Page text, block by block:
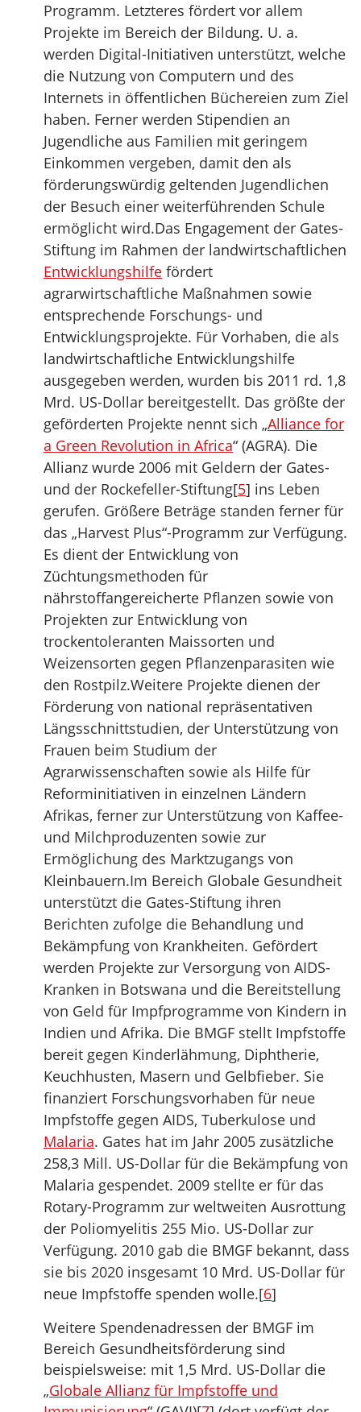
Programm. Letzteres fördert vor allem
Projekte im Bereich der Bildung. U. a.
werden Digital-Initiativen unterstützt, welche
die Nutzung von Computern und des
Internets in öffentlichen Büchereien zum Ziel
haben. Ferner werden Stipendien an
Jugendliche aus Familien mit geringem
Einkommen vergeben, damit den als
förderungswürdig geltenden Jugendlichen
der Besuch einer weiterführenden Schule
ermöglicht wird.Das Engagement der Gates-
Stiftung im Rahmen der landwirtschaftlichen
Entwicklungshilfe fördert
agrarwirtschaftliche Maßnahmen sowie
entsprechende Forschungs- und
Entwicklungsprojekte. Für Vorhaben, die als
landwirtschaftliche Entwicklungshilfe
ausgegeben werden, wurden bis 2011 rd. 1,8
Mrd. US-Dollar bereitgestellt. Das größte der
geförderten Projekte nennt sich „Alliance for
a Green Revolution in Africa“ (AGRA). Die
Allianz wurde 2006 mit Geldern der Gates-
und der Rockefeller-Stiftung[5] ins Leben
gerufen. Größere Beträge standen ferner für
das „Harvest Plus“-Programm zur Verfügung.
Es dient der Entwicklung von
Züchtungsmethoden für
nährstoffangereicherte Pflanzen sowie von
Projekten zur Entwicklung von
trockentoleranten Maissorten und
Weizensorten gegen Pflanzenparasiten wie
den Rostpilz.Weitere Projekte dienen der
Förderung von national repräsentativen
Längsschnittstudien, der Unterstützung von
Frauen beim Studium der
Agrarwissenschaften sowie als Hilfe für
Reforminitiativen in einzelnen Ländern
Afrikas, ferner zur Unterstützung von Kaffee-
und Milchproduzenten sowie zur
Ermöglichung des Marktzugangs von
Kleinbauern.Im Bereich Globale Gesundheit
unterstützt die Gates-Stiftung ihren
Berichten zufolge die Behandlung und
Bekämpfung von Krankheiten. Gefördert
werden Projekte zur Versorgung von AIDS-
Kranken in Botswana und die Bereitstellung
von Geld für Impfprogramme von Kindern in
Indien und Afrika. Die BMGF stellt Impfstoffe
bereit gegen Kinderlähmung, Diphtherie,
Keuchhusten, Masern und Gelbfieber. Sie
finanziert Forschungsvorhaben für neue
Impfstoffe gegen AIDS, Tuberkulose und
Malaria. Gates hat im Jahr 2005 zusätzliche
258,3 Mill. US-Dollar für die Bekämpfung von
Malaria gespendet. 2009 stellte er für das
Rotary-Programm zur weltweiten Ausrottung
der Poliomyelitis 255 Mio. US-Dollar zur
Verfügung. 2010 gab die BMGF bekannt, dass
sie bis 2020 insgesamt 10 Mrd. US-Dollar für
neue Impfstoffe spenden wolle.[6]
Weitere Spendenadressen der BMGF im
Bereich Gesundheitsförderung sind
beispielsweise: mit 1,5 Mrd. US-Dollar die
„Globale Allianz für Impfstoffe und